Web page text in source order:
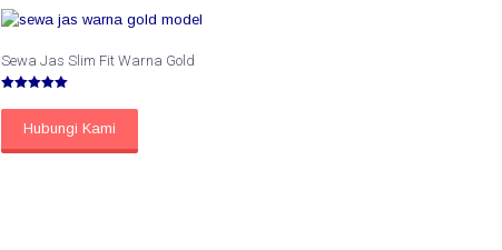
Sewa Jas Slim Fit Warna Gold
5.00
dari 5Hubungi Kami